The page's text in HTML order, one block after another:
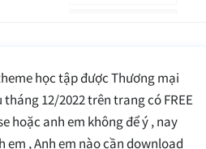
học tập được Thương mại
12/2022 trên trang có FREE
hoặc anh em không để ý , nay
em , Anh em nào cần download